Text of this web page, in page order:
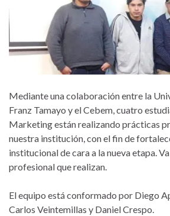
Mediante una colaboración entre la
Franz Tamayo y el Cebem, cuatro
Marketing están realizando prácticas
nuestra institución, con el fin de
institucional de cara a la nueva etapa.
profesional que realizan.
El equipo está conformado por Diego
Carlos Veintemillas y Daniel Crespo.